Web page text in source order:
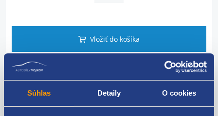
Súhlas Detaily O cookies
Vložiť do košíka